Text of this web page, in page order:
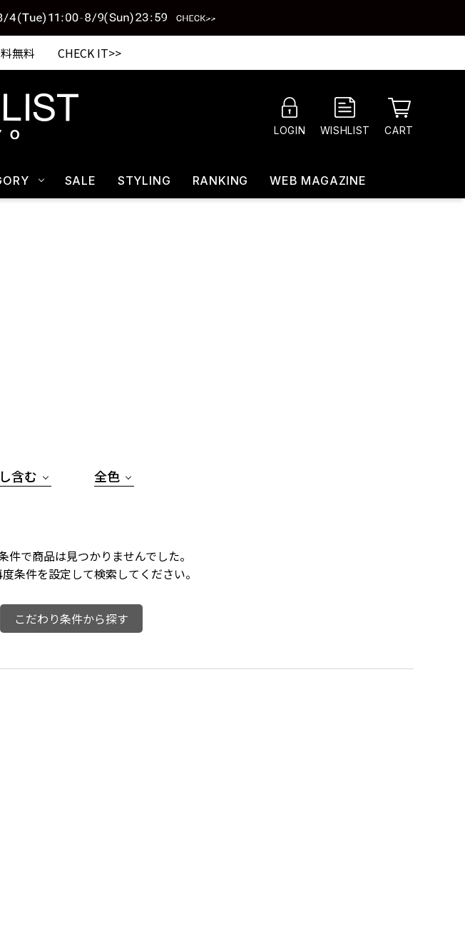
料無料 CHECK IT>>
LOGIN WISHLIST CART
SALE STYLING RANKING WEB MAGAZINE
含む 全色
件で商品は見つかりませんでした。
条件を設定して検索してください。
こだわり条件から探す